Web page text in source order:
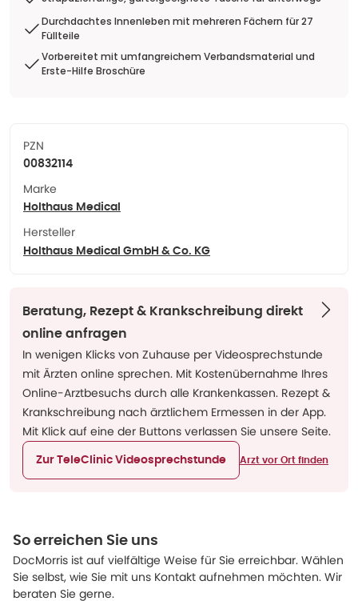
Durchdachtes Innenleben mit mehreren Fächern für 27
Füllteile
Vorbereitet mit umfangreichem Verbandsmaterial und
Erste-Hilfe Broschüre
PZN
00832114
Marke
Holthaus Medical
Hersteller
Holthaus Medical GmbH & Co. KG
Beratung, Rezept & Krankschreibung direkt
online anfragen
In wenigen Klicks von Zuhause per Videosprechstunde
mit Ärzten online sprechen. Mit Kostenübernahme Ihres
Online-Arztbesuchs durch alle Krankenkassen. Rezept &
Krankschreibung nach ärztlichem Ermessen in der App.
Mit Klick auf eine der Buttons verlassen Sie unsere Seite.
Zur TeleClinic Videosprechstunde Arzt vor Ort finden
So erreichen Sie uns
DocMorris ist auf vielfältige Weise für Sie erreichbar. Wählen
Sie selbst, wie Sie mit uns Kontakt aufnehmen möchten. Wir
beraten Sie gerne.